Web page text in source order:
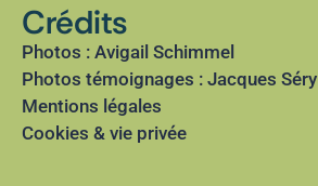
Crédits
Photos : Avigail Schimmel
Photos témoignages : Jacques Séry
Mentions légales
Cookies & vie privée